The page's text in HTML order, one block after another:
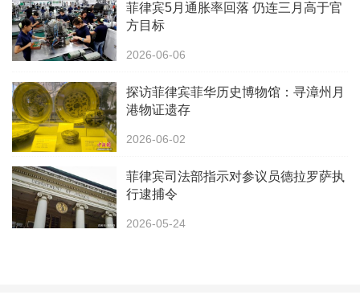
菲律宾5月通胀率回落 仍连三月高于官
方目标
2026-06-06
探访菲律宾菲华历史博物馆：寻漳州月
港物证遗存
2026-06-02
菲律宾司法部指示对参议员德拉罗萨执
行逮捕令
2026-05-24